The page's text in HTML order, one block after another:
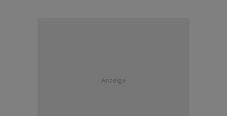
Anzeige